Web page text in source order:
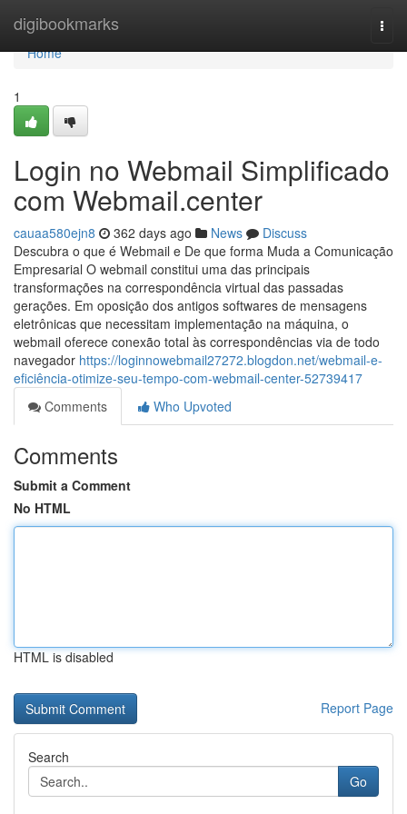
digibookmarks
Home
Home
1
Login no Webmail Simplificado
com Webmail.center
cauaa580ejn8 362 days ago News
Discuss
Descubra o que é Webmail e De que forma Muda a Comunicação
Empresarial O webmail constitui uma das principais
transformações na correspondência virtual das passadas
gerações. Em oposição dos antigos softwares de mensagens
eletrônicas que necessitam implementação na máquina, o
webmail oferece conexão total às correspondências via de todo
navegador https://loginnowebmail27272.blogdon.net/webmail-e-
eficiência-otimize-seu-tempo-com-webmail-center-52739417
Comments
Who Upvoted
Comments
Submit a Comment
No HTML
HTML is disabled
Report Page
Search
Go